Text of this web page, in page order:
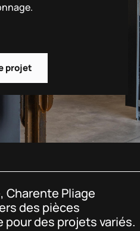
projet
Charente Pliage
des pièces
des projets variés.